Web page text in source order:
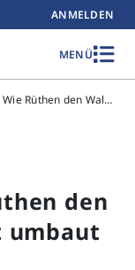
ANMELDEN
MENÜ
„Nur so viel, wie nachwächst“: Wie Rüthen den Wald für die Zukunft umbaut
den
umbaut